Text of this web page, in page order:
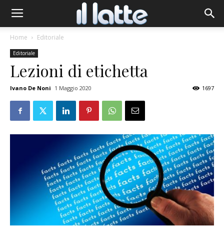
Home Editoriale
Editoriale
Lezioni di etichetta
Ivano De Noni 1 Maggio 2020 1697